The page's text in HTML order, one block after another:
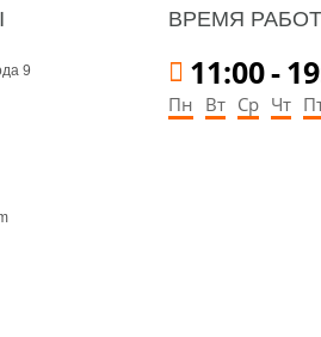
9
ВРЕМЯ
11:00-
Пн Вт Ср Чт